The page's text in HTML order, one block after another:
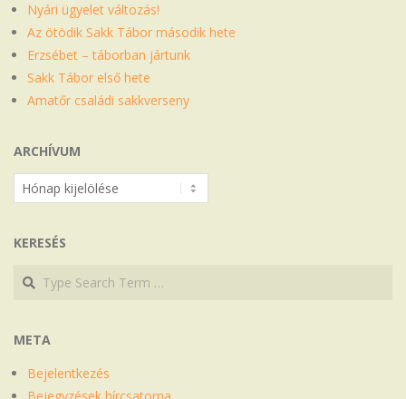
Nyári ügyelet változás!
Az ötödik Sakk Tábor második hete
Erzsébet – táborban jártunk
Sakk Tábor első hete
Amatőr családi sakkverseny
ARCHÍVUM
Archívum
KERESÉS
Search
Search
META
Bejelentkezés